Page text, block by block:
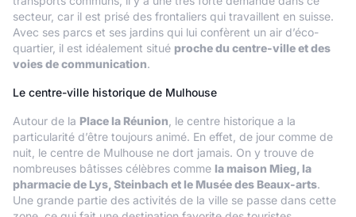
secteur, car il est prisé des frontaliers qui travaillent en suisse.
Avec ses parcs et ses jardins qui lui confèrent un air d’éco-
quartier, il est idéalement situé proche du centre-ville et des
voies de communication.
Le centre-ville historique de Mulhouse
Autour de la Place la Réunion , le centre historique a la
particularité d’être toujours animé. En effet, de jour comme de
nuit, le centre de Mulhouse ne dort jamais. On y trouve de
nombreuses bâtisses célèbres comme la maison Mieg, la
pharmacie de Lys, Steinbach et le Musée des Beaux-arts.
Une grande partie des activités de la ville se passe dans cette